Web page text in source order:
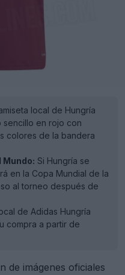
local de Hungría
sencillo en rojo con
colores de la bandera
Mundo: Si Hungría se
en la Copa Mundial de la
al torneo después de
de Adidas Hungría
compra a partir de
de imágenes oficiales